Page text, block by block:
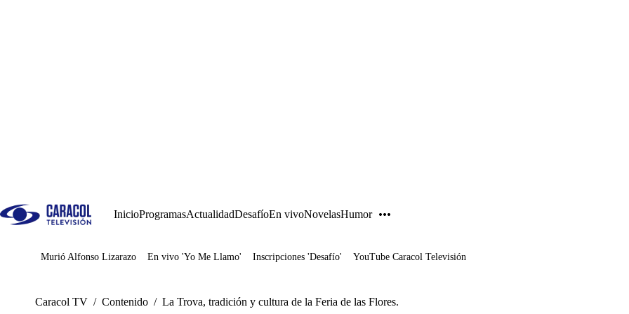
InicioProgramasActualidadDesafíoEn vivoNovelasHumor
Juegos
Murió Alfonso Lizarazo En vivo 'Yo Me Llamo' Inscripciones 'Desafío' YouTube Caracol Televisión
Caracol TV / Contenido / La Trova, tradición y cultura de la Feria de las Flores.